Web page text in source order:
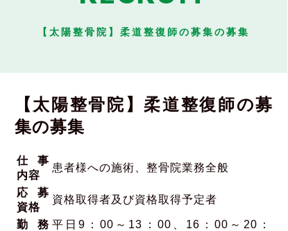
【太陽整骨院】柔道整復師の募集の募集
【太陽整骨院】柔道整復師の募
集の募集
仕事
内容
患者様への施術、整骨院業務全般
応募
資格
資格取得者及び資格取得予定者
勤務 平日9：00～13：00、16：00～20：